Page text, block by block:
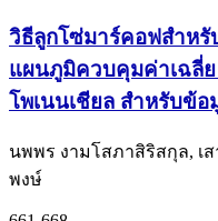
วิธีลูกโซ่มาร์คอฟสำห
แผนภูมิควบคุมค่าเฉลี่
โพเนนเชียล สำหรับข้
นพพร งามโสภาสิริสกุล, เ
พงษ์